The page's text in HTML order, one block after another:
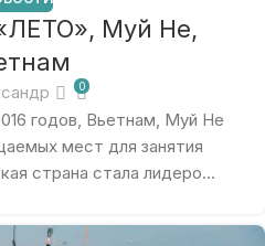
Муй Не,
0
годов, Вьетнам, Муй Не
мест для занятия
страна стала лидеро...